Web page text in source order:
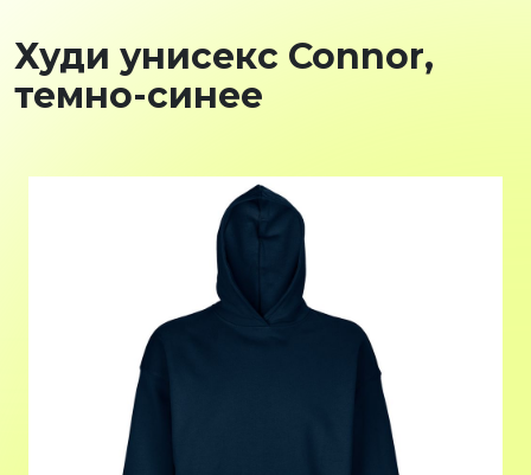
Худи унисекс Connor,
темно-синее